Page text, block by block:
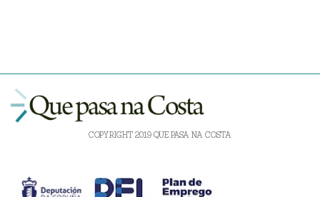
COPYRIGHT 2019 QUE PASA NA COSTA